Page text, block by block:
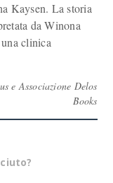
Kaysen. La storia
da Winona
clinica
e Associazione Delos
Books